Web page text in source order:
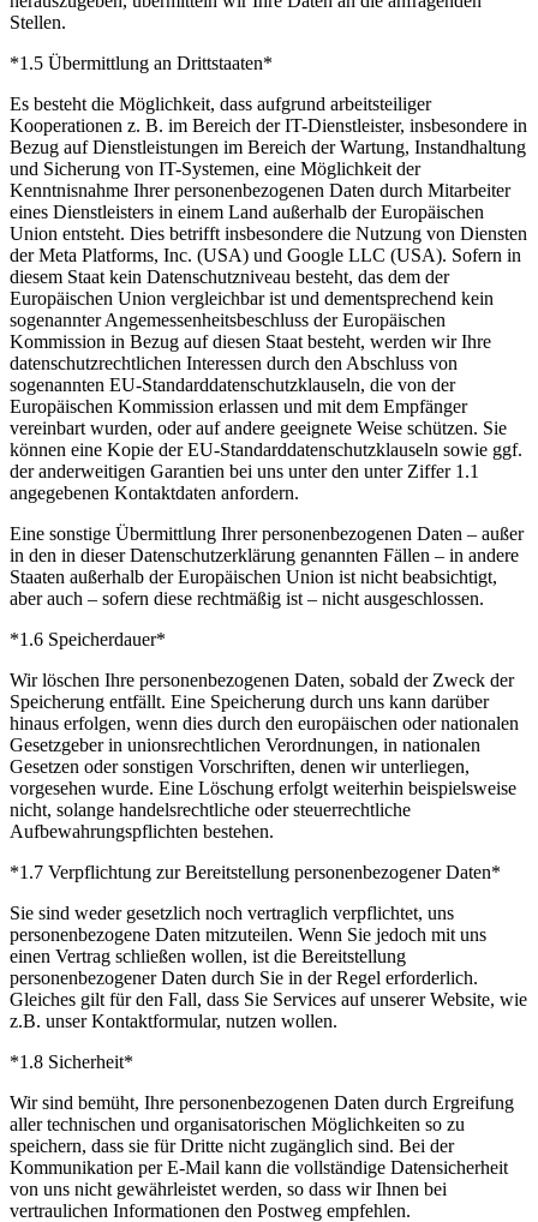
Stellen.
*1.5 Übermittlung an Drittstaaten*
Es besteht die Möglichkeit, dass aufgrund arbeitsteiliger
Kooperationen z. B. im Bereich der IT-Dienstleister, insbesondere in
Bezug auf Dienstleistungen im Bereich der Wartung, Instandhaltung
und Sicherung von IT-Systemen, eine Möglichkeit der
Kenntnisnahme Ihrer personenbezogenen Daten durch Mitarbeiter
eines Dienstleisters in einem Land außerhalb der Europäischen
Union entsteht. Dies betrifft insbesondere die Nutzung von Diensten
der Meta Platforms, Inc. (USA) und Google LLC (USA). Sofern in
diesem Staat kein Datenschutzniveau besteht, das dem der
Europäischen Union vergleichbar ist und dementsprechend kein
sogenannter Angemessenheitsbeschluss der Europäischen
Kommission in Bezug auf diesen Staat besteht, werden wir Ihre
datenschutzrechtlichen Interessen durch den Abschluss von
sogenannten EU-Standarddatenschutzklauseln, die von der
Europäischen Kommission erlassen und mit dem Empfänger
vereinbart wurden, oder auf andere geeignete Weise schützen. Sie
können eine Kopie der EU-Standarddatenschutzklauseln sowie ggf.
der anderweitigen Garantien bei uns unter den unter Ziffer 1.1
angegebenen Kontaktdaten anfordern.
Eine sonstige Übermittlung Ihrer personenbezogenen Daten – außer
in den in dieser Datenschutzerklärung genannten Fällen – in andere
Staaten außerhalb der Europäischen Union ist nicht beabsichtigt,
aber auch – sofern diese rechtmäßig ist – nicht ausgeschlossen.
*1.6 Speicherdauer*
Wir löschen Ihre personenbezogenen Daten, sobald der Zweck der
Speicherung entfällt. Eine Speicherung durch uns kann darüber
hinaus erfolgen, wenn dies durch den europäischen oder nationalen
Gesetzgeber in unionsrechtlichen Verordnungen, in nationalen
Gesetzen oder sonstigen Vorschriften, denen wir unterliegen,
vorgesehen wurde. Eine Löschung erfolgt weiterhin beispielsweise
nicht, solange handelsrechtliche oder steuerrechtliche
Aufbewahrungspflichten bestehen.
*1.7 Verpflichtung zur Bereitstellung personenbezogener Daten*
Sie sind weder gesetzlich noch vertraglich verpflichtet, uns
personenbezogene Daten mitzuteilen. Wenn Sie jedoch mit uns
einen Vertrag schließen wollen, ist die Bereitstellung
personenbezogener Daten durch Sie in der Regel erforderlich.
Gleiches gilt für den Fall, dass Sie Services auf unserer Website, wie
z.B. unser Kontaktformular, nutzen wollen.
*1.8 Sicherheit*
Wir sind bemüht, Ihre personenbezogenen Daten durch Ergreifung
aller technischen und organisatorischen Möglichkeiten so zu
speichern, dass sie für Dritte nicht zugänglich sind. Bei der
Kommunikation per E-Mail kann die vollständige Datensicherheit
von uns nicht gewährleistet werden, so dass wir Ihnen bei
vertraulichen Informationen den Postweg empfehlen.